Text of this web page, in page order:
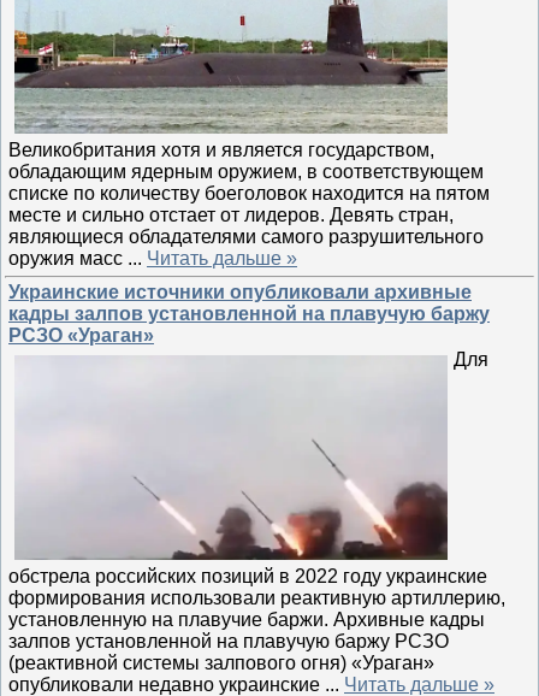
Великобритания хотя и является государством,
обладающим ядерным оружием, в соответствующем
списке по количеству боеголовок находится на пятом
месте и сильно отстает от лидеров. Девять стран,
являющиеся обладателями самого разрушительного
оружия масс ... Читать дальше »
Украинские источники опубликовали архивные
кадры залпов установленной на плавучую баржу
РСЗО «Ураган»
Для
обстрела российских позиций в 2022 году украинские
формирования использовали реактивную артиллерию,
установленную на плавучие баржи. Архивные кадры
залпов установленной на плавучую баржу РСЗО
(реактивной системы залпового огня) «Ураган»
опубликовали недавно украинские ... Читать дальше »